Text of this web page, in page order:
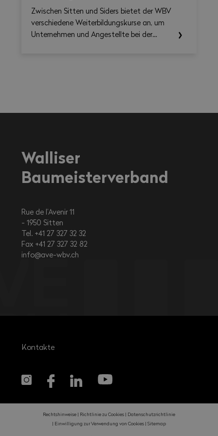
Zwischen Sitten und Siders bietet der WBV
verschiedene Weiterbildungskurse an, um
Unternehmen und Angestellte bei der
Walliser
Baumeisterverband
Rue de l’Avenir 11
1950 Sitten
Tel. +41 27 327 32 32
Fax +41 27 327 32 82
info@ave-wbv.ch
Kontakte
Rechtshinweise Richtlinie zu Cookies
Datenschutzrichtlinie
Einwilligung zur Verwendung von Cookies Sitemap